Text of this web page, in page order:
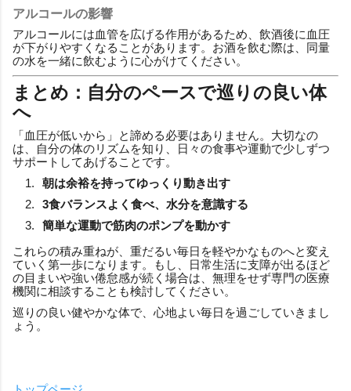
アルコールの影響
アルコールには血管を広げる作用があるため、飲酒後に血圧
が下がりやすくなることがあります。お酒を飲む際は、同量
の水を一緒に飲むように心がけてください。
まとめ：自分のペースで巡りの良い体
へ
「血圧が低いから」と諦める必要はありません。大切なの
は、自分の体のリズムを知り、日々の食事や運動で少しずつ
サポートしてあげることです。
朝は余裕を持ってゆっくり動き出す
3食バランスよく食べ、水分を意識する
簡単な運動で筋肉のポンプを動かす
これらの積み重ねが、重だるい毎日を軽やかなものへと変え
ていく第一歩になります。もし、日常生活に支障が出るほど
の目まいや強い倦怠感が続く場合は、無理をせず専門の医療
機関に相談することも検討してください。
巡りの良い健やかな体で、心地よい毎日を過ごしていきまし
ょう。